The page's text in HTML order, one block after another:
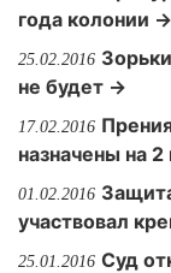
года колонии →
25.02.2016
не будет →
17.02.2016
назначены на
01.02.2016
участвовал
25.01.2016 Суд